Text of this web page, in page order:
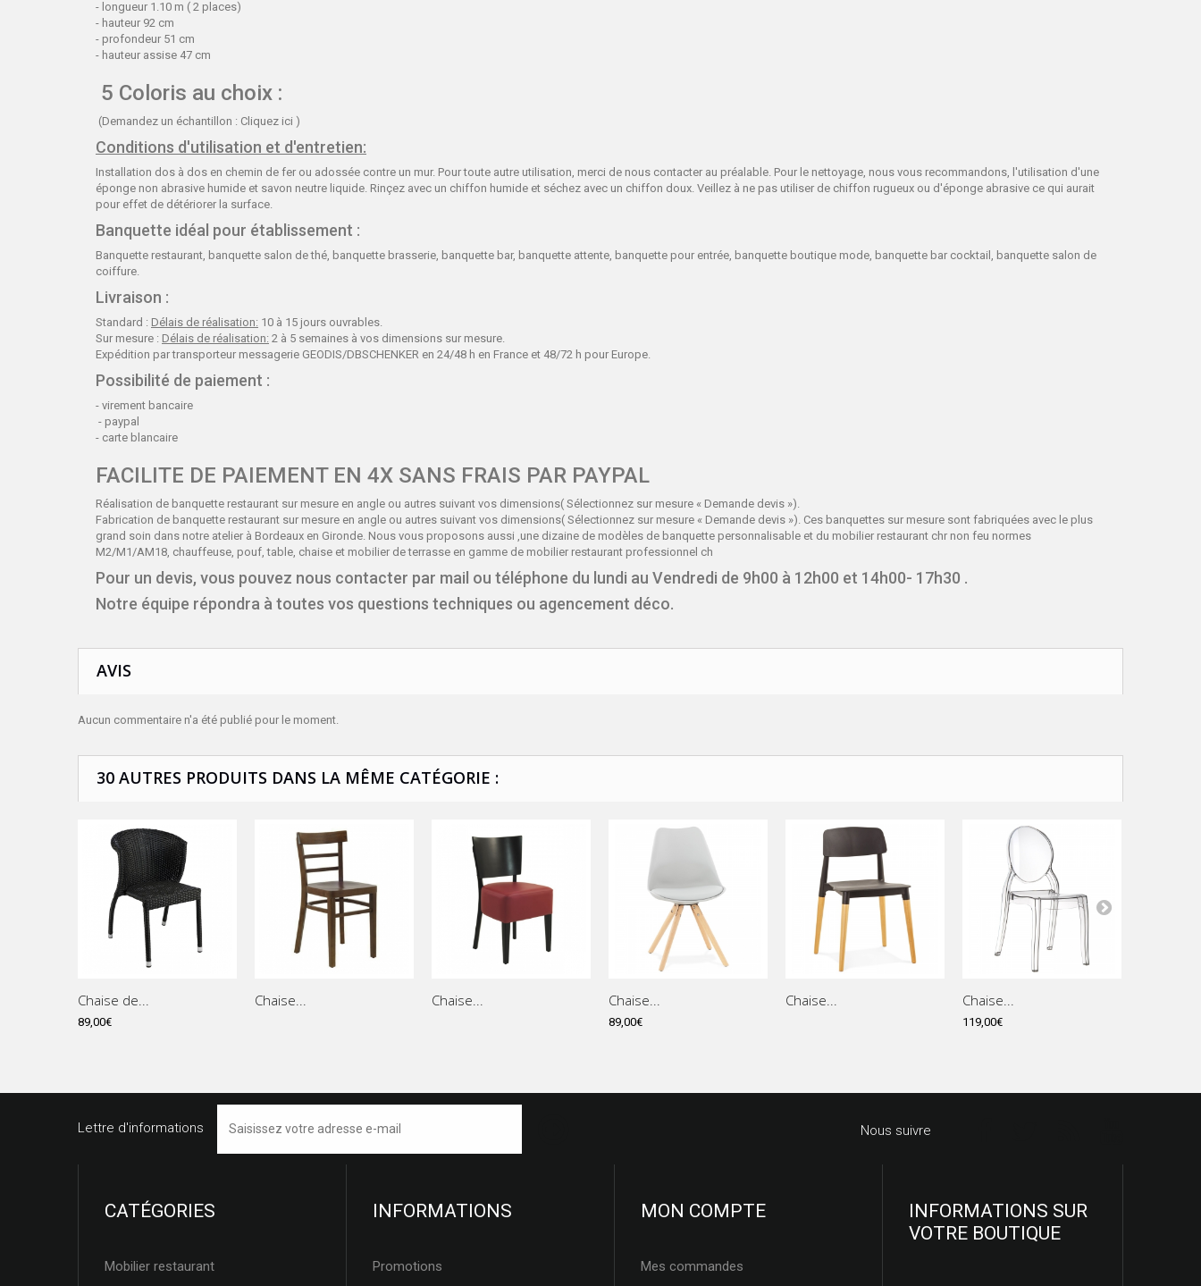
- longueur 1.10 m ( 2 places)
- hauteur 92 cm
- profondeur 51 cm
- hauteur assise 47 cm
5 Coloris au choix :
(Demandez un échantillon : Cliquez ici )
Conditions d'utilisation et d'entretien:
Installation dos à dos en chemin de fer ou adossée contre un mur. Pour toute autre utilisation, merci de nous contacter au préalable. Pour le nettoyage, nous vous recommandons, l'utilisation d'une
éponge non abrasive humide et savon neutre liquide. Rinçez avec un chiffon humide et séchez avec un chiffon doux. Veillez à ne pas utiliser de chiffon rugueux ou d'éponge abrasive ce qui aurait
pour effet de détériorer la surface.
Banquette idéal pour établissement :
Banquette restaurant, banquette salon de thé, banquette brasserie, banquette bar, banquette attente, banquette pour entrée, banquette boutique mode, banquette bar cocktail, banquette salon de
coiffure.
Livraison :
Standard : Délais de réalisation: 10 à 15 jours ouvrables.
Sur mesure : Délais de réalisation: 2 à 5 semaines à vos dimensions sur mesure.
Expédition par transporteur messagerie GEODIS/DBSCHENKER en 24/48 h en France et 48/72 h pour Europe.
Possibilité de paiement :
- virement bancaire
- paypal
- carte blancaire
FACILITE DE PAIEMENT EN 4X SANS FRAIS PAR PAYPAL
Réalisation de banquette restaurant sur mesure en angle ou autres suivant vos dimensions( Sélectionnez sur mesure « Demande devis »).
Fabrication de banquette restaurant sur mesure en angle ou autres suivant vos dimensions( Sélectionnez sur mesure « Demande devis »). Ces banquettes sur mesure sont fabriquées avec le plus
grand soin dans notre atelier à Bordeaux en Gironde. Nous vous proposons aussi ,une dizaine de modèles de banquette personnalisable et du mobilier restaurant chr non feu normes
M2/M1/AM18, chauffeuse, pouf, table, chaise et mobilier de terrasse en gamme de mobilier restaurant professionnel ch
Pour un devis, vous pouvez nous contacter par mail ou téléphone du lundi au Vendredi de 9h00 à 12h00 et 14h00- 17h30 .
Notre équipe répondra à toutes vos questions techniques ou agencement déco.
AVIS
Aucun commentaire n'a été publié pour le moment.
30 AUTRES PRODUITS DANS LA MÊME CATÉGORIE :
Chaise de...
89,00€
Chaise... Chaise... Chaise...
89,00€
Chaise... Chaise...
119,00€
Lettre d'informations Nous suivre
CATÉGORIES
Mobilier restaurant
INFORMATIONS
Promotions
MON COMPTE
Mes commandes
INFORMATIONS SUR
VOTRE BOUTIQUE